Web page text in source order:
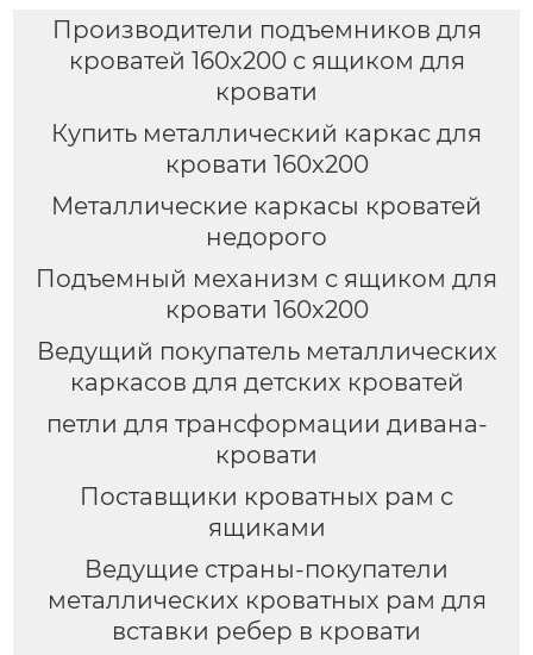
Производители подъемников для
кроватей 160х200 с ящиком для
кровати
Купить металлический каркас для
кровати 160х200
Металлические каркасы кроватей
недорого
Подъемный механизм с ящиком для
кровати 160х200
Ведущий покупатель металлических
каркасов для детских кроватей
петли для трансформации дивана-
кровати
Поставщики кроватных рам с
ящиками
Ведущие страны-покупатели
металлических кроватных рам для
вставки ребер в кровати